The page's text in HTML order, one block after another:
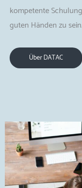
kompetente
guten Händen zu sein.
Über DATAC